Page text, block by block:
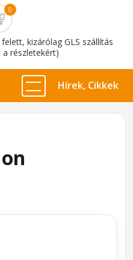
0
kizárólag GLS szállítás
részletekért)
Hírek, Cikkek